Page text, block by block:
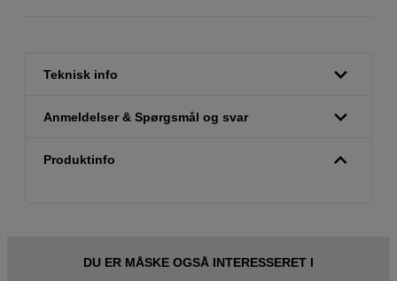
Teknisk info
Anmeldelser & Spørgsmål og svar
Produktinfo
DU ER MÅSKE OGSÅ INTERESSERET I